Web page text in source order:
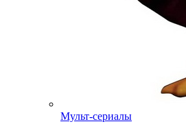
Мульт-сериалы